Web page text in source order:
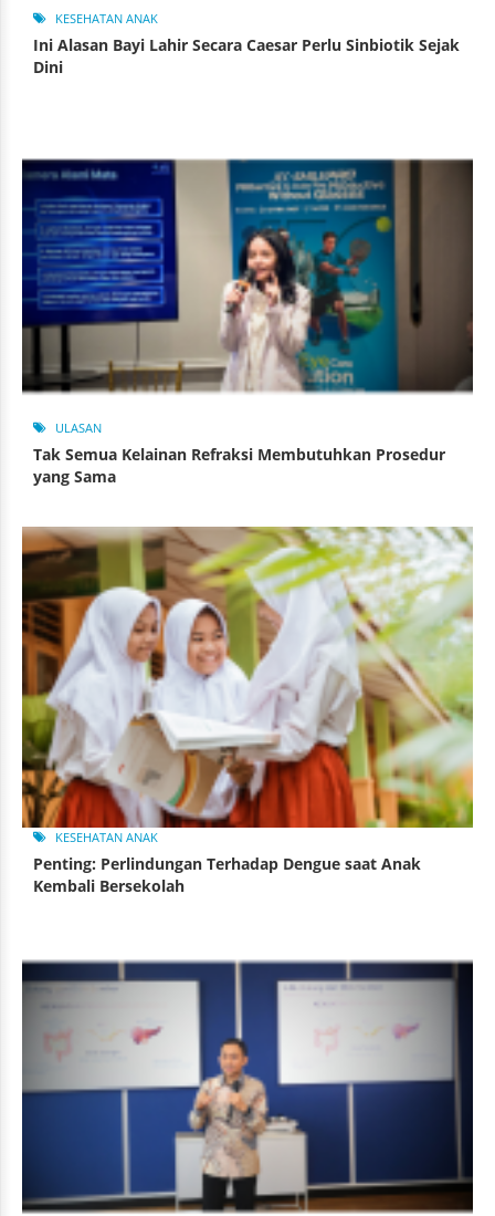
KESEHATAN ANAK
Ini Alasan Bayi Lahir Secara Caesar Perlu Sinbiotik Sejak
Dini
ULASAN
Tak Semua Kelainan Refraksi Membutuhkan Prosedur
yang Sama
KESEHATAN ANAK
Penting: Perlindungan Terhadap Dengue saat Anak
Kembali Bersekolah